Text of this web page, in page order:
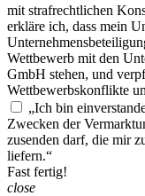
mit strafrechtlichen
erkläre ich, dass mein
Wettbewerb mit den
GmbH stehen, und
Wettbewerbskonflikte
„Ich bin
Zwecken der
zusenden darf, die mir
liefern.“
Fast fertig!
close